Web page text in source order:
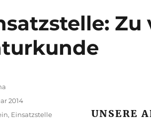
UNSERE
2014
, Einsatzstelle